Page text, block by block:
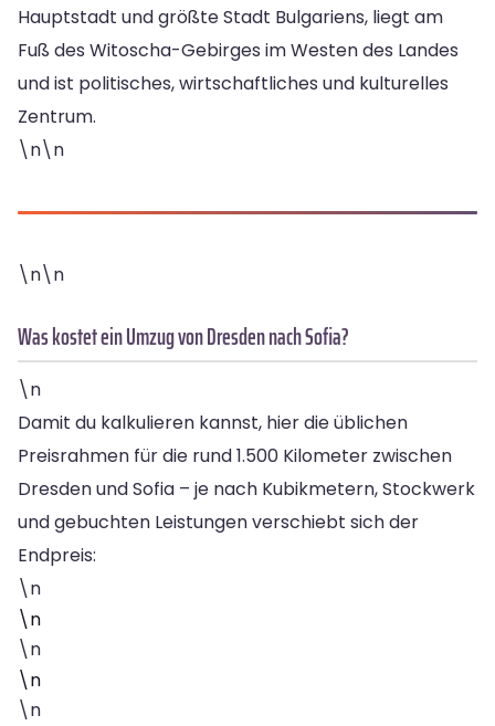
Hauptstadt und größte Stadt Bulgariens, liegt am
Fuß des Witoscha-Gebirges im Westen des Landes
und ist politisches, wirtschaftliches und kulturelles
Zentrum.
\n\n
\n\n
Was kostet ein Umzug von Dresden nach Sofia?
\n
Damit du kalkulieren kannst, hier die üblichen
Preisrahmen für die rund 1.500 Kilometer zwischen
Dresden und Sofia – je nach Kubikmetern, Stockwerk
und gebuchten Leistungen verschiebt sich der
Endpreis:
\n
\n
\n
\n
\n